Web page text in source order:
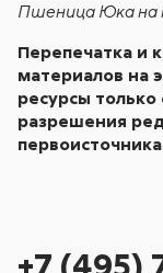
Пшеница Юка на
Перепечатка и
материалов на
ресурсы
разрешения